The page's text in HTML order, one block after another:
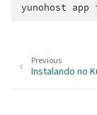
yunohost app
Previous
Instalando no